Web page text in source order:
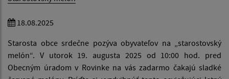
18.08.2025
Starosta obce srdečne pozýva obyvateľov na „starostovský
melón“. V utorok 19. augusta 2025 od 10:00 hod. pred
Obecným úradom v Rovinke na vás zadarmo čakajú sladké